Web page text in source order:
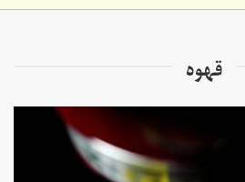
قهوه